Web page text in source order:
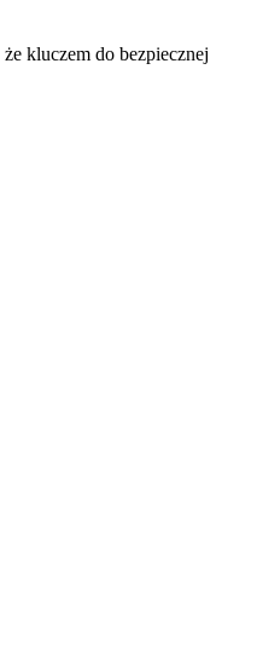
kluczem do bezpiecznej